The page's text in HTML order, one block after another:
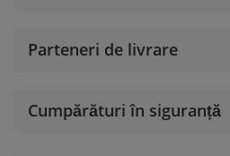
Parteneri de livrare
Cumpărături în siguranță